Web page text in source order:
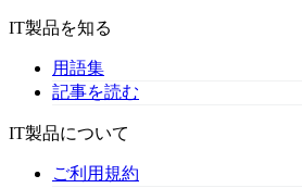
IT製品を知る
用語集
記事を読む
IT製品について
ご利用規約